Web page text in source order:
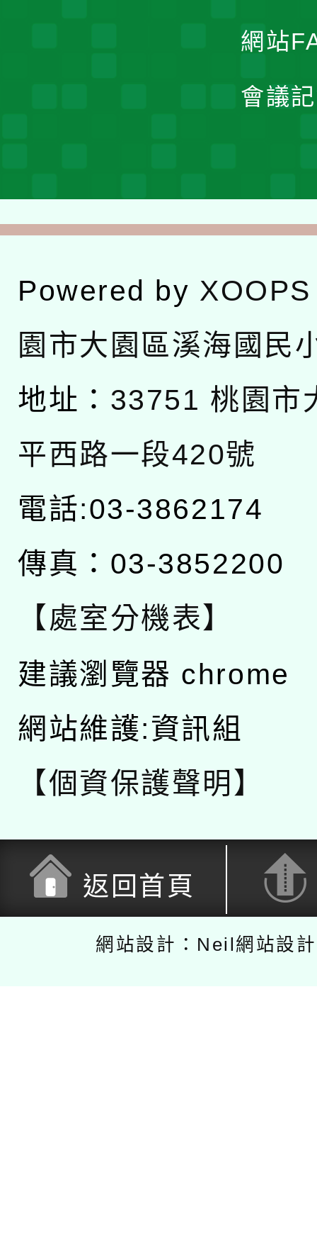
網站
會議
Powered by XOOPS
園市大園區溪海國民
地址： 33751 桃園市
平西路一段420號
電話:03-3862174
傳真：03-3852200
【處室分機表】
建議瀏覽器 chrome
網站維護:資訊組
【個資保護聲明】
返回首頁
網站設計：Neil網站設